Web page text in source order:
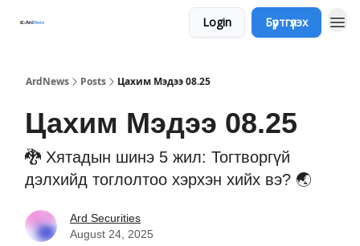
Login Бүртгүүлэх
ArdNews Posts Цахим Мэдээ 08.25
Цахим Мэдээ 08.25
🐉 Хятадын шинэ 5 жил: Тогтворгүй
дэлхийд тоглолтоо хэрхэн хийх вэ? 🌏
Ard Securities
August 24, 2025